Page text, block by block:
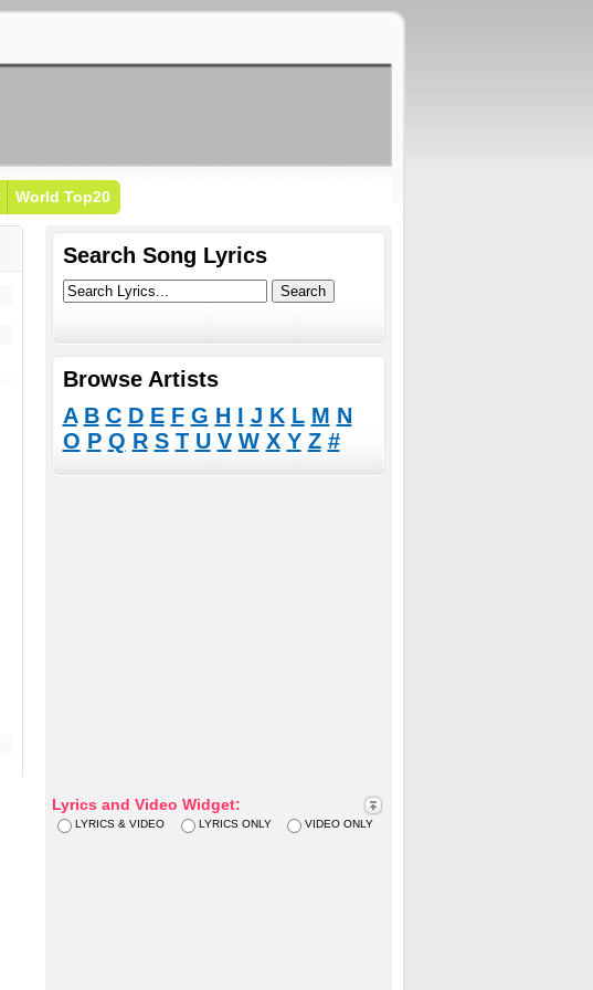
World Top20
Search Song Lyrics
Browse Artists
A B C D E F G H I J K L M N
O P Q R S T U V W X Y Z #
Lyrics and Video Widget:
LYRICS & VIDEO LYRICS ONLY VIDEO ONLY